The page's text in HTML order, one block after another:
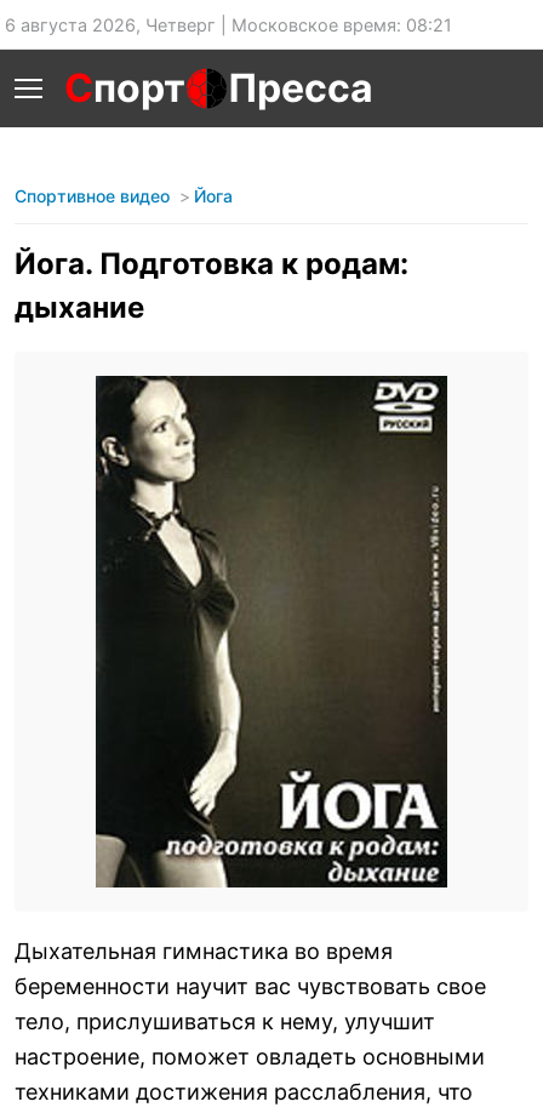
6 августа 2026, Четверг | Московское время: 08:21
Спорт Пресса
Спортивное видео Йога
Йога. Подготовка к родам:
дыхание
Дыхательная гимнастика во время
беременности научит вас чувствовать свое
тело, прислушиваться к нему, улучшит
настроение, поможет овладеть основными
техниками достижения расслабления, что